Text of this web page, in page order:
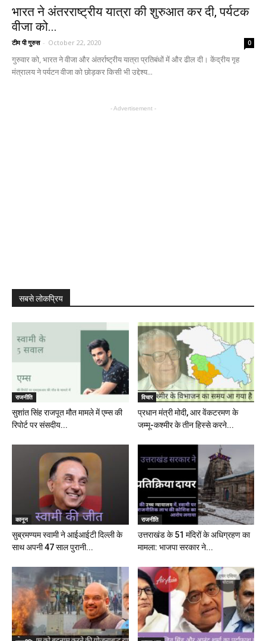
भारत ने अंतरराष्ट्रीय यात्रा की शुरुआत कर दी, पर्यटक
वीजा को...
टीम पी गुरुस - October 22, 2020 0
गुरुवार को, भारत ने वीजा और अंतर्राष्ट्रीय यात्रा प्रतिबंधों में और ढील दी। केंद्रीय गृह
मंत्रालय ने पर्यटन वीजा को छोड़कर किसी भी उद्देश्य...
- Advertisement -
सबसे लोकप्रिय
राजनीति
सुशांत सिंह राजपूत मौत मामले में एम्स की
रिपोर्ट पर संसदीय...
विचार
प्रधान मंत्री मोदी, आर वेंकटरमण के
जम्मू-कश्मीर के तीन हिस्से करने...
कानून
सुब्रमण्यम स्वामी ने आईआईटी दिल्ली के
साथ अपनी 47 साल पुरानी...
राजनीति
उत्तराखंड के 51 मंदिरों के अधिग्रहण का
मामला: भाजपा सरकार ने...